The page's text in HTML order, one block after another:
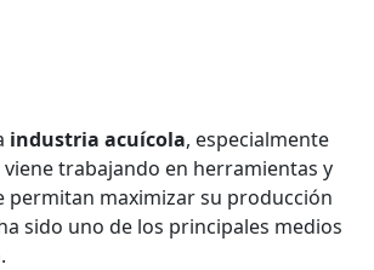
industria acuícola, especialmente
viene trabajando en herramientas y
permitan maximizar su producción
sido uno de los principales medios